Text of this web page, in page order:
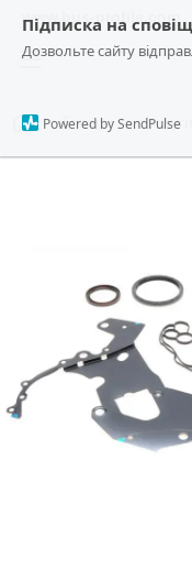
Підписка на
Дозвольте сайту
Powered by SendPulse
www.bus-profile.com
Товари та послуги